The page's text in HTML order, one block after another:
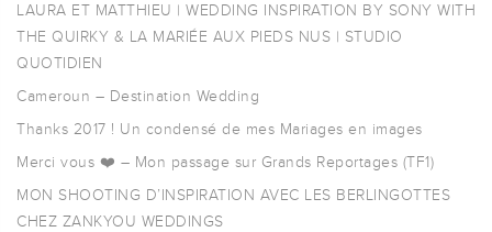
LAURA ET MATTHIEU | WEDDING INSPIRATION BY SONY WITH
THE QUIRKY & LA MARIÉE AUX PIEDS NUS | STUDIO
QUOTIDIEN
Cameroun – Destination Wedding
Thanks 2017 ! Un condensé de mes Mariages en images
Merci vous ❤️ – Mon passage sur Grands Reportages (TF1)
MON SHOOTING D’INSPIRATION AVEC LES BERLINGOTTES
CHEZ ZANKYOU WEDDINGS